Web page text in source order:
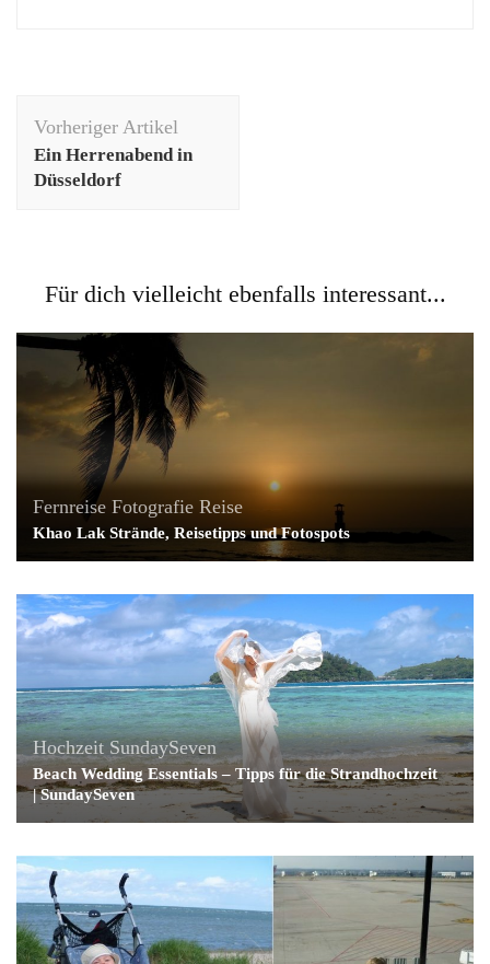
Vorheriger Artikel
Ein Herrenabend in
Düsseldorf
Für dich vielleicht ebenfalls interessant...
Fernreise Fotografie Reise
Khao Lak Strände, Reisetipps und Fotospots
Hochzeit SundaySeven
Beach Wedding Essentials – Tipps für die Strandhochzeit
| SundaySeven